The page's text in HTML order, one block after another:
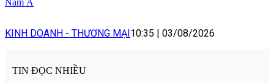
Nam Á
KINH DOANH - THƯƠNG MẠI 10:35 03/08/2026
TIN ĐỌC NHIỀU